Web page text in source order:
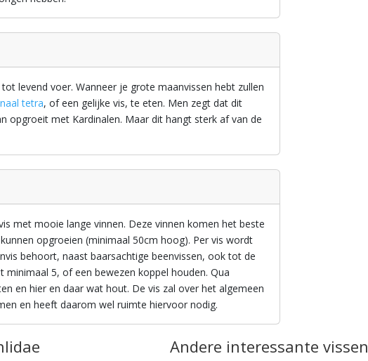
levend voer. Wanneer je grote maanvissen hebt zullen
tetra, of een gelijke vis, te eten. Men zegt dat dit
opgroeit met Kardinalen. Maar dit hangt sterk af van de
met mooie lange vinnen. Deze vinnen komen het beste
opgroeien (minimaal 50cm hoog). Per vis wordt
behoort, naast baarsachtige beenvissen, ook tot de
minimaal 5, of een bewezen koppel houden. Qua
en hier en daar wat hout. De vis zal over het algemeen
en heeft daarom wel ruimte hiervoor nodig.
Andere interessante vissen